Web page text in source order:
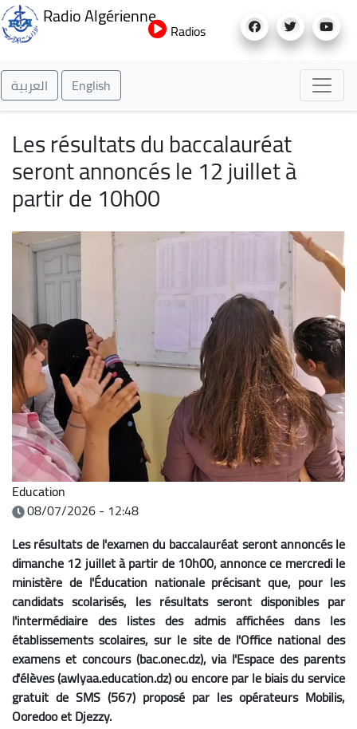
au
Radio Algérienne
Radios
العربية English
Les résultats du baccalauréat
seront annoncés le 12 juillet à
partir de 10h00
Education
08/07/2026 - 12:48
Les résultats de l'examen du baccalauréat seront annoncés le
dimanche 12 juillet à partir de 10h00, annonce ce mercredi le
ministère de l'Éducation nationale précisant que, pour les
candidats scolarisés, les résultats seront disponibles par
l'intermédiaire des listes des admis affichées dans les
établissements scolaires, sur le site de l'Office national des
examens et concours (bac.onec.dz), via l'Espace des parents
d'élèves (awlyaa.education.dz) ou encore par le biais du service
gratuit de SMS (567) proposé par les opérateurs Mobilis,
Ooredoo et Djezzy.